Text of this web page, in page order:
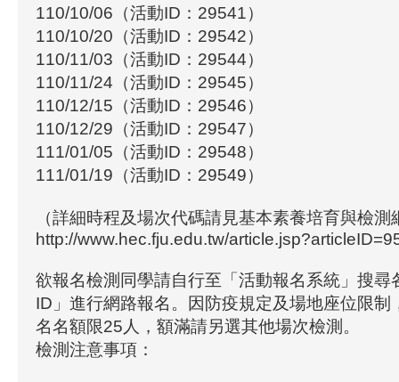
110/10/06（活動ID：29541）
110/10/20（活動ID：29542）
110/11/03（活動ID：29544）
110/11/24（活動ID：29545）
110/12/15（活動ID：29546）
110/12/29（活動ID：29547）
111/01/05（活動ID：29548）
111/01/19（活動ID：29549）
（詳細時程及場次代碼請見基本素養培育與檢測
http://www.hec.fju.edu.tw/
欲報名檢測同學請自行至「活動報名系統」搜尋
ID」進行網路報名。因防疫規定及場地座位限制
名名額限25人，額滿請另選其他場次檢測。
檢測注意事項：